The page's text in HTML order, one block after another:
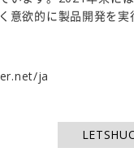
意欲的に製品開発を実
ja